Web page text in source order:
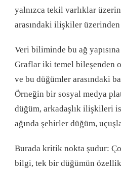
yalnızca tekil varlıklar
arasındaki ilişkiler üzerinden
Veri biliminde bu ağ yapısına
Graflar iki temel bileşenden
ve bu düğümler arasındaki
Örneğin bir sosyal medya
düğüm, arkadaşlık ilişkileri
ağında şehirler düğüm,
Burada kritik nokta şudur:
bilgi, tek bir düğümün